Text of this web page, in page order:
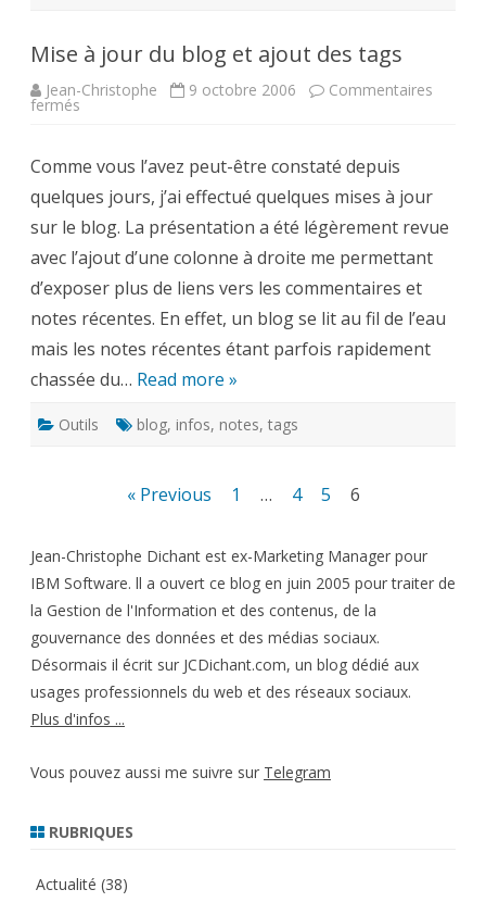
Mise à jour du blog et ajout des tags
Jean-Christophe 9 octobre 2006 Commentaires
fermés
du
blog
et
ajout
des
tags
Comme vous l’avez peut-être constaté depuis
quelques jours, j’ai effectué quelques mises à jour
sur le blog. La présentation a été légèrement revue
avec l’ajout d’une colonne à droite me permettant
d’exposer plus de liens vers les commentaires et
notes récentes. En effet, un blog se lit au fil de l’eau
mais les notes récentes étant parfois rapidement
chassée du… Read more »
Outils blog, infos, notes, tags
publications
« Previous 1 … 4 5 6
Jean-Christophe Dichant est ex-Marketing Manager pour
IBM Software. ll a ouvert ce blog en juin 2005 pour traiter de
la Gestion de l'Information et des contenus, de la
gouvernance des données et des médias sociaux.
Désormais il écrit sur JCDichant.com, un blog dédié aux
usages professionnels du web et des réseaux sociaux.
Plus d'infos ...
Vous pouvez aussi me suivre sur Telegram
RUBRIQUES
Actualité (38)